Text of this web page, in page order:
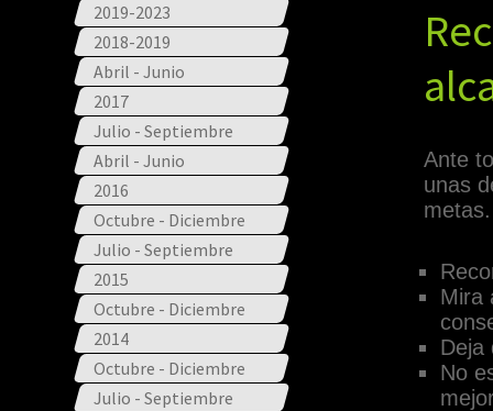
2019-2023
2018-2019
Abril - Junio
2017
Julio - Septiembre
Abril - Junio
2016
Octubre - Diciembre
Julio - Septiembre
2015
Octubre - Diciembre
2014
Octubre - Diciembre
Julio - Septiembre
Ante
unas
Mira
Deja
No